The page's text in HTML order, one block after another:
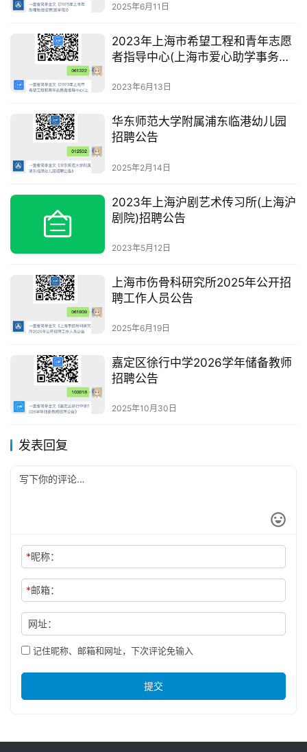
2025年6月11日
2023年上海市希望工程和青年志愿
者指导中心(上海市爱心助学事务中
2023年6月13日
华东师范大学附属浦东临港幼儿园
招聘公告
2025年2月14日
2023年上海沪剧艺术传习所(上海沪
剧院)招聘公告
2023年5月12日
上海市伤骨科研究所2025年公开招
聘工作人员公告
2025年6月19日
嘉定区徐行中学2026学年储备教师
招聘公告
2025年10月30日
发表回复
*昵称：
*邮箱：
网址：
记住昵称、邮箱和网址，下次评论免输入
提交